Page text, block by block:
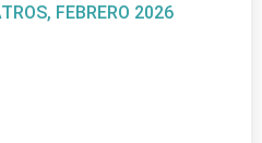
FEBRERO 2026